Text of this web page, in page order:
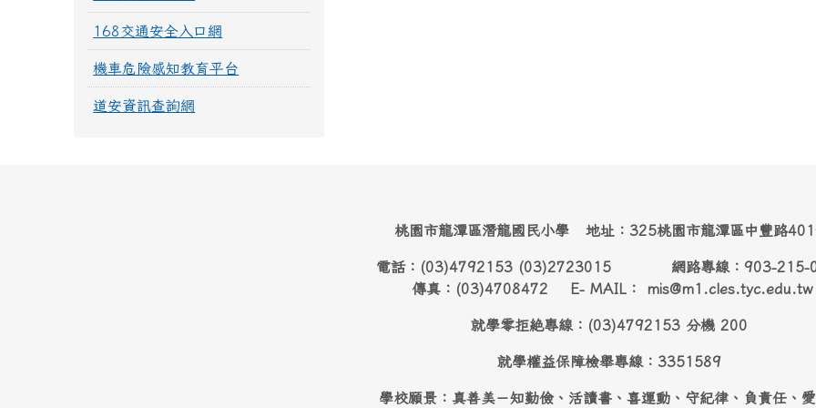
168交通安全入口網
機車危險感知教育平台
道安資訊查詢網
桃園市龍潭區潛龍國民小學 地址：325桃園市龍潭區中豐路
電話：(03)4792153 (03)2723015 網路專線：903-215-
傳真：(03)4708472 E- MAIL： mis@m1.cles.tyc.edu.tw
就學零拒絶專線：(03)4792153 分機 200
就學權益保障檢舉專線：3351589
學校願景：真善美－知勤儉、活讀書、喜運動、守紀律、負責任、